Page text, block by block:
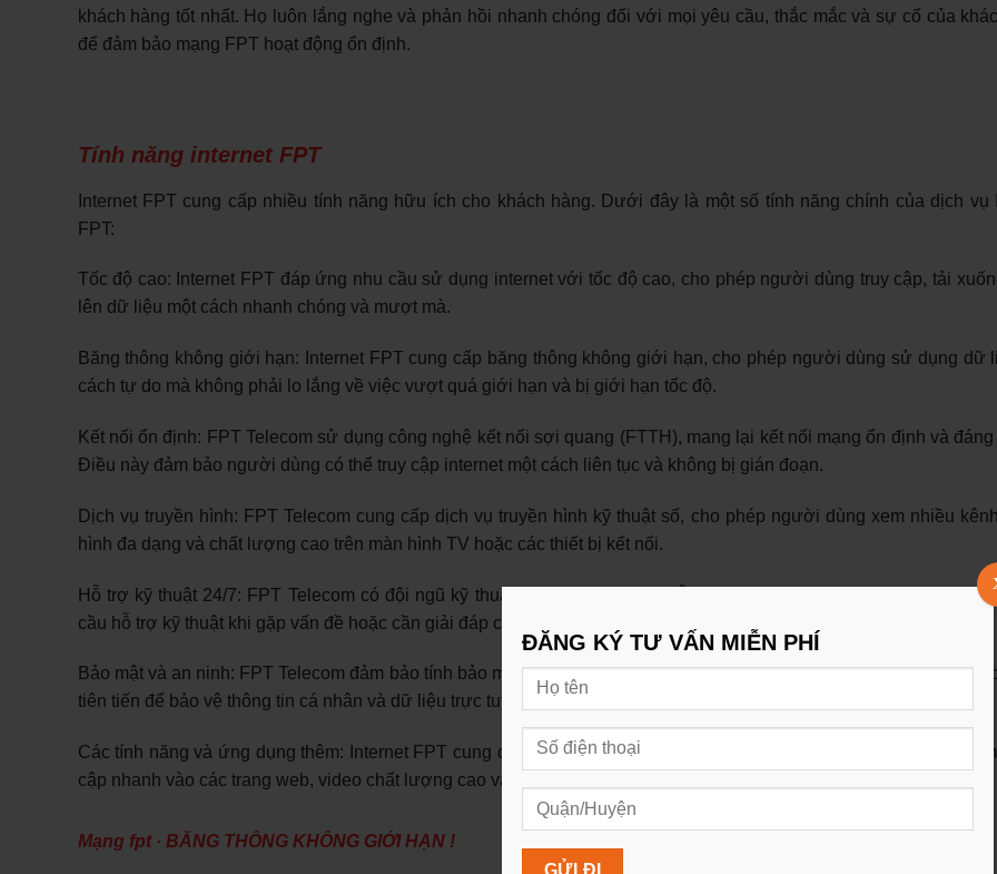
khách hàng tốt nhất. Họ luôn lắng nghe và phản hồi nhanh chóng đối với mọi yêu cầu, thắc mắc và sự cố của
để đảm bảo mạng FPT hoạt động ổn định.
Tính năng internet FPT
Internet FPT cung cấp nhiều tính năng hữu ích cho khách hàng. Dưới đây là một số tính năng chính của dịch vụ
FPT:
Tốc độ cao: Internet FPT đáp ứng nhu cầu sử dụng internet với tốc độ cao, cho phép người dùng truy cập, tải
lên dữ liệu một cách nhanh chóng và mượt mà.
Băng thông không giới hạn: Internet FPT cung cấp băng thông không giới hạn, cho phép người dùng sử dụng dữ
cách tự do mà không phải lo lắng về việc vượt quá giới hạn và bị giới hạn tốc độ.
Kết nối ổn định: FPT Telecom sử dụng công nghệ kết nối sợi quang (FTTH), mang lại kết nối mạng ổn định và đáng
Điều này đảm bảo người dùng có thể truy cập internet một cách liên tục và không bị gián đoạn.
Dịch vụ truyền hình: FPT Telecom cung cấp dịch vụ truyền hình kỹ thuật số, cho phép người dùng xem nhiều
hình đa dạng và chất lượng cao trên màn hình TV hoặc các thiết bị kết nối.
Hỗ trợ kỹ thuật 24/7: FPT Telecom có đội ngũ kỹ thuật chuyên nghiệp và hỗ trợ khách hàng 24/7. Người dùng có
cầu hỗ trợ kỹ thuật khi gặp vấn đề hoặc cần giải đáp các thắc mắc về dịch vụ internet.
Bảo mật và an ninh: FPT Telecom đảm bảo tính bảo mật và an ninh cho dịch vụ internet. Họ sử dụng các biện pháp
tiên tiến để bảo vệ thông tin cá nhân và dữ liệu trực tuyến của khách hàng.
Các tính năng và ứng dụng thêm: Internet FPT cung cấp các tính năng và ứng dụng thêm như email, lưu trữ đám
cập nhanh vào các trang web, video chất lượng cao và nhiều hơn nữa.
Mạng fpt · BĂNG THÔNG KHÔNG GIỚI HẠN !
ĐĂNG KÝ TƯ VẤN MIỄN PHÍ